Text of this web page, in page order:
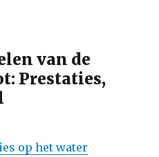
van de
Prestaties,
op het water